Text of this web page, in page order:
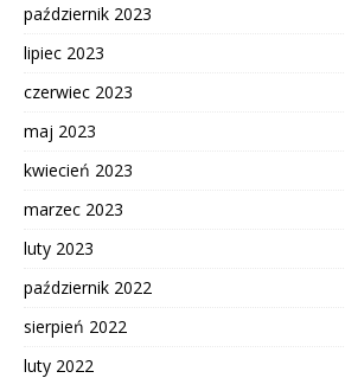
październik 2023
lipiec 2023
czerwiec 2023
maj 2023
kwiecień 2023
marzec 2023
luty 2023
październik 2022
sierpień 2022
luty 2022